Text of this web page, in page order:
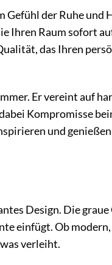
der Ruhe und
Ihren Raum sofort
das Ihren
Er vereint auf
Kompromisse
und
Design. Die
einfügt. Ob
verleiht.